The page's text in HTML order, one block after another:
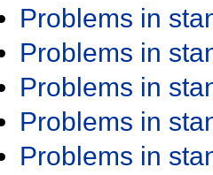
Problems in
Problems in
Problems in
Problems in
Problems in